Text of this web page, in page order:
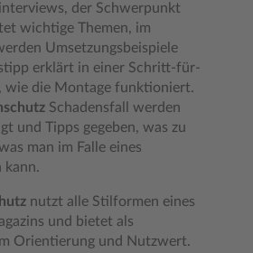
der Schwerpunkt
wichtige Themen, im
Umsetzungsbeispiele
erklärt in einer Schritt-für-
wie die Montage funktioniert.
Schadensfall werden
und Tipps gegeben, was zu
man im Falle eines
kann.
nutzt alle Stilformen eines
und bietet als
Orientierung und Nutzwert.